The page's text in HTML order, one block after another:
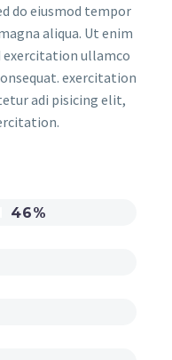
do eiusmod tempor
aliqua. Ut enim
exercitation ullamco
exercitation
adi pisicing elit,
46%